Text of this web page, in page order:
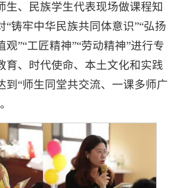
生、民族学生代表现场做课程知
“铸牢中华民族共同体意识”“弘扬
”“工匠精神”“劳动精神”进行专
育、时代使命、本土文化和实践
到“师生同堂共交流、一课多师广